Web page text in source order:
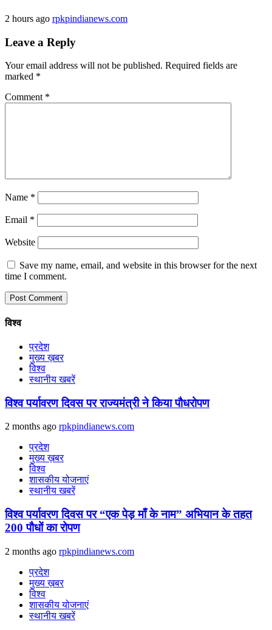
2 hours ago rpkpindianews.com
Leave a Reply
Your email address will not be published. Required fields are
marked *
Comment *
Name *
Email *
Website
Save my name, email, and website in this browser for the next
time I comment.
विश्व
प्रदेश
मुख्य ख़बर
विश्व
स्थानीय खबरें
विश्व पर्यावरण दिवस पर राज्यमंत्री ने किया पौधरोपण
2 months ago rpkpindianews.com
प्रदेश
मुख्य ख़बर
विश्व
शासकीय योजनाएं
स्थानीय खबरें
विश्व पर्यावरण दिवस पर “एक पेड़ माँ के नाम” अभियान के तहत
200 पौधों का रोपण
2 months ago rpkpindianews.com
प्रदेश
मुख्य ख़बर
विश्व
शासकीय योजनाएं
स्थानीय खबरें